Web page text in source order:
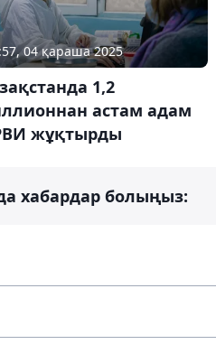
04 қараша 2025
1,2
астам адам
жұқтырды
хабардар болыңыз: